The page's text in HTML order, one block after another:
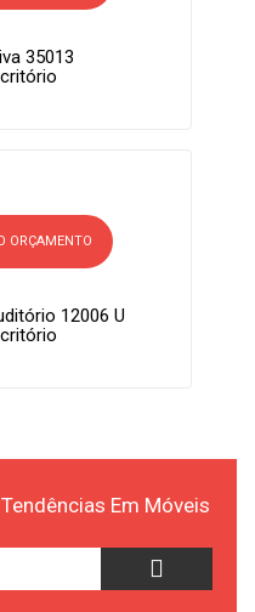
35013
ORÇAMENTO
12006 U
Em Móveis